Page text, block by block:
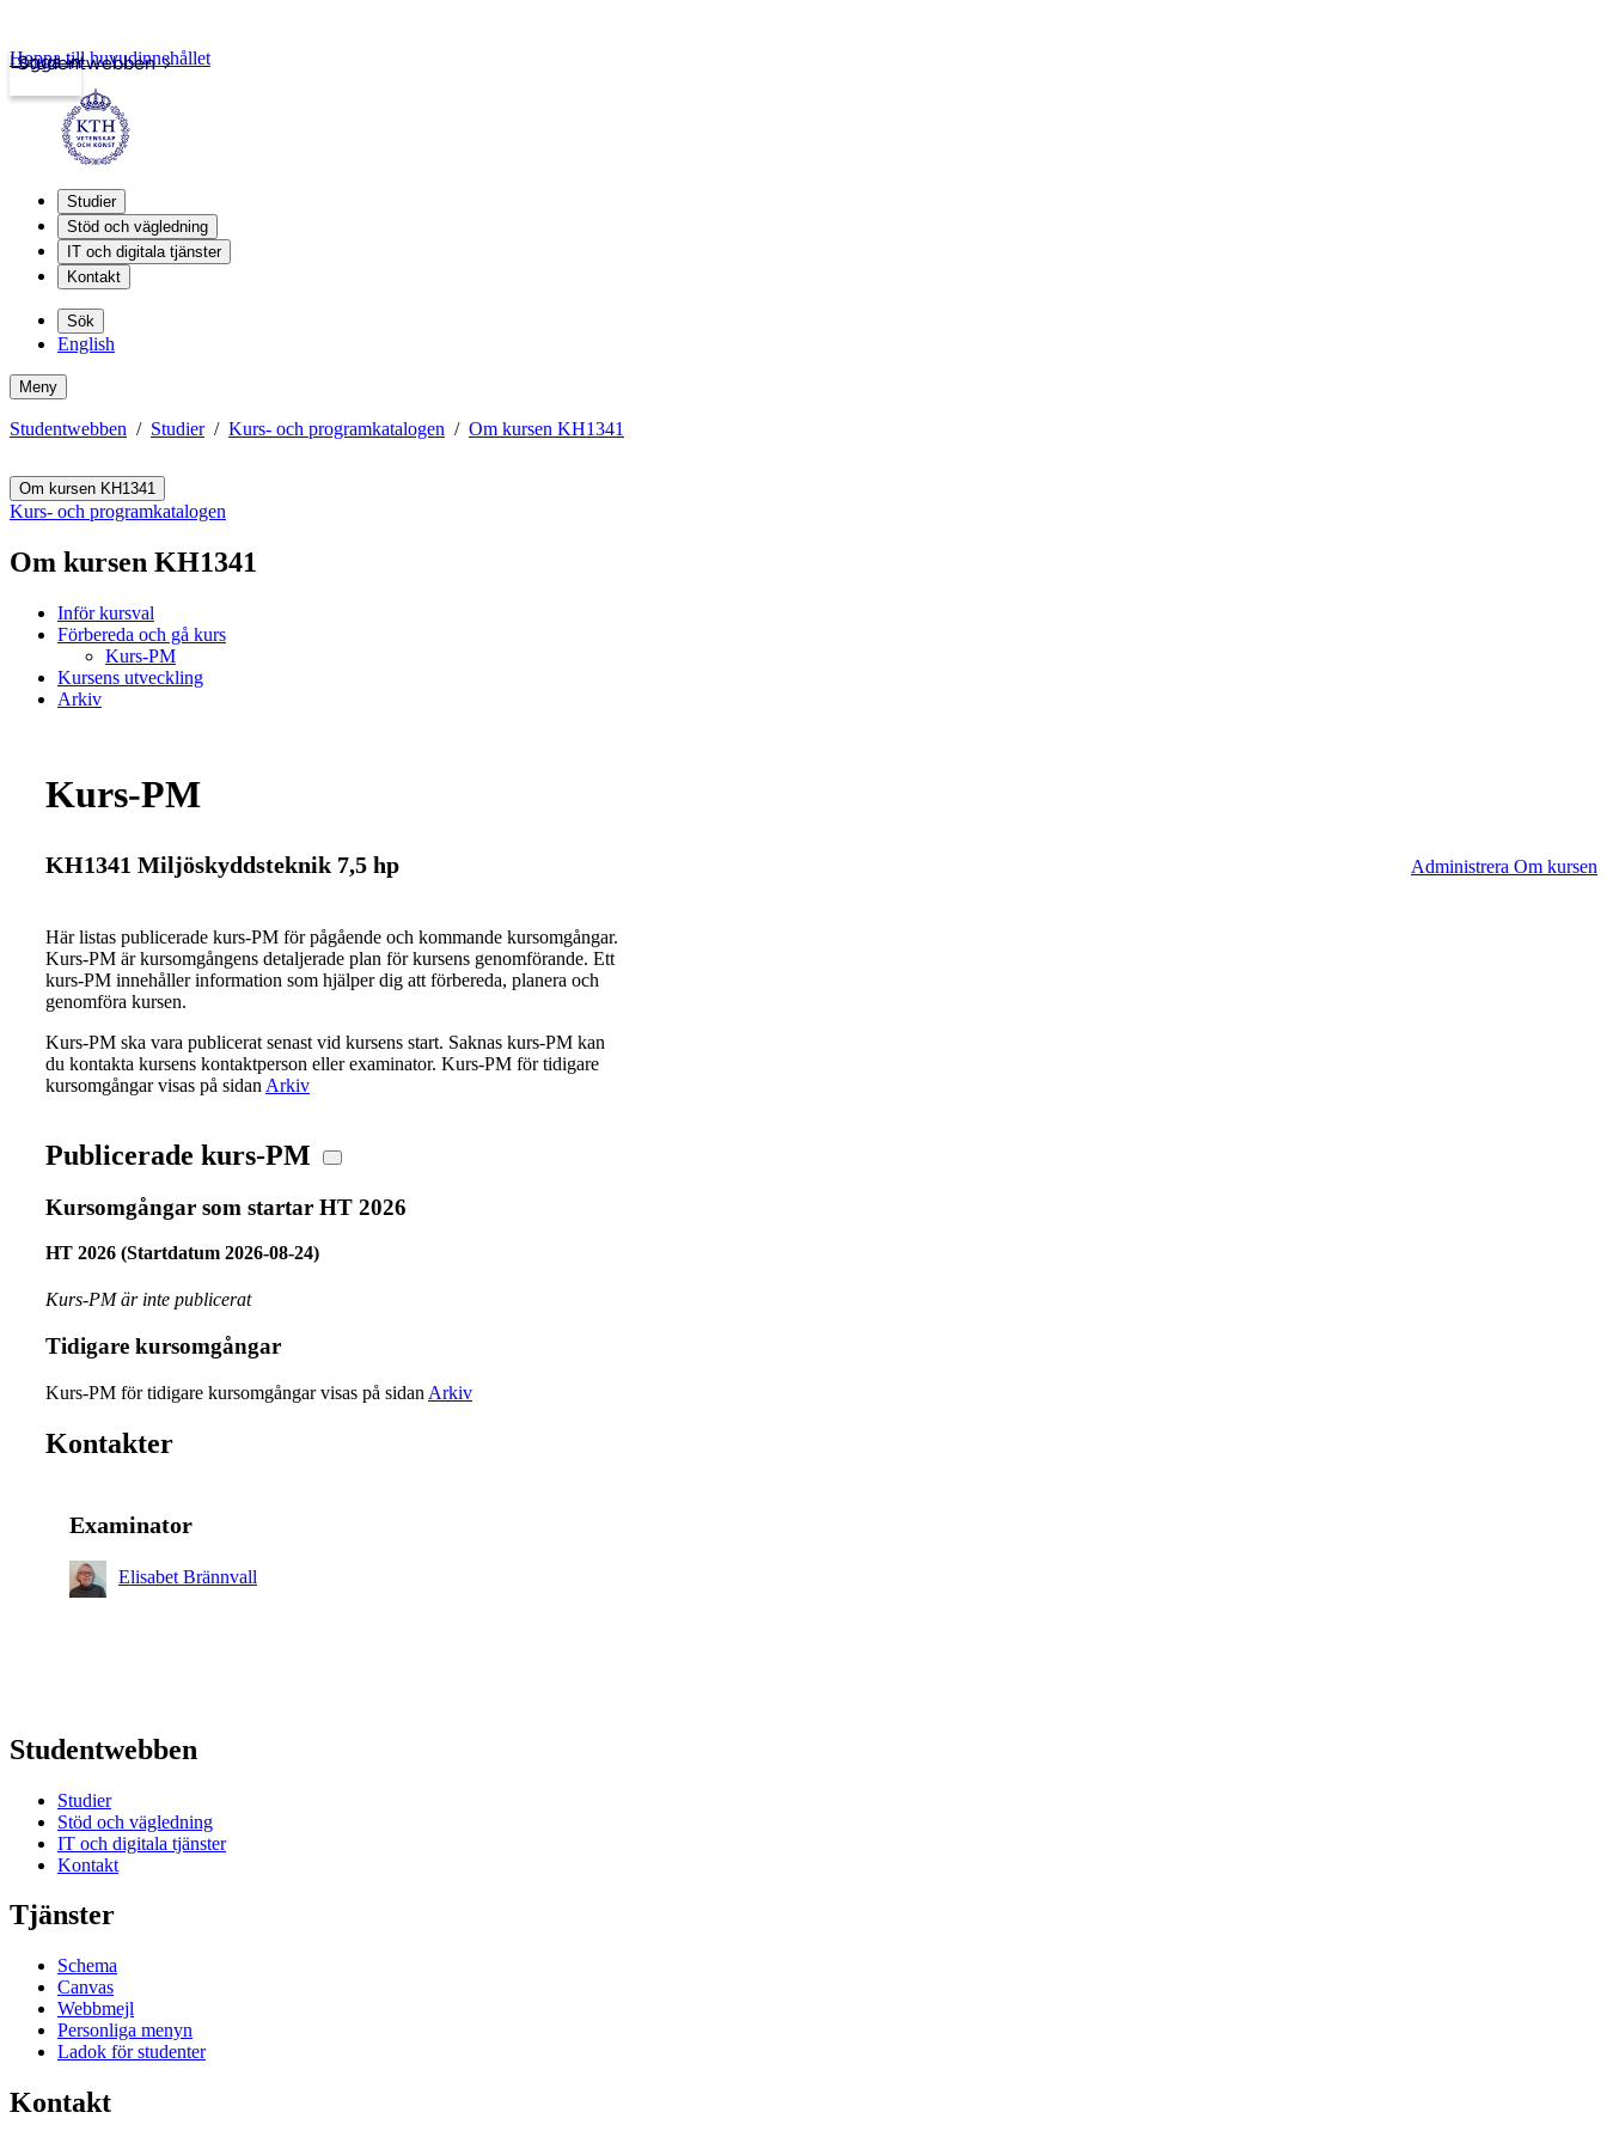
Studentwebben
Logga in
Hoppa till huvudinnehållet
Studier
Stöd och vägledning
IT och digitala tjänster
Kontakt
Sök
English
Meny
Studentwebben Studier Kurs- och programkatalogen Om kursen KH1341
Om kursen KH1341
Kurs- och programkatalogen
Om kursen KH1341
Inför kursval
Förbereda och gå kurs
Kurs-PM
Kursens utveckling
Arkiv
Kurs-PM
KH1341 Miljöskyddsteknik 7,5 hp Administrera Om kursen
Här listas publicerade kurs-PM för pågående och kommande kursomgångar.
Kurs-PM är kursomgångens detaljerade plan för kursens genomförande. Ett
kurs-PM innehåller information som hjälper dig att förbereda, planera och
genomföra kursen.
Kurs-PM ska vara publicerat senast vid kursens start. Saknas kurs-PM kan
du kontakta kursens kontaktperson eller examinator. Kurs-PM för tidigare
kursomgångar visas på sidan Arkiv
Publicerade kurs-PM
Kursomgångar som startar HT 2026
HT 2026 (Startdatum 2026-08-24)
Kurs-PM är inte publicerat
Tidigare kursomgångar
Kurs-PM för tidigare kursomgångar visas på sidan Arkiv
Kontakter
Examinator
Elisabet Brännvall
Studentwebben
Studier
Stöd och vägledning
IT och digitala tjänster
Kontakt
Tjänster
Schema
Canvas
Webbmejl
Personliga menyn
Ladok för studenter
Kontakt